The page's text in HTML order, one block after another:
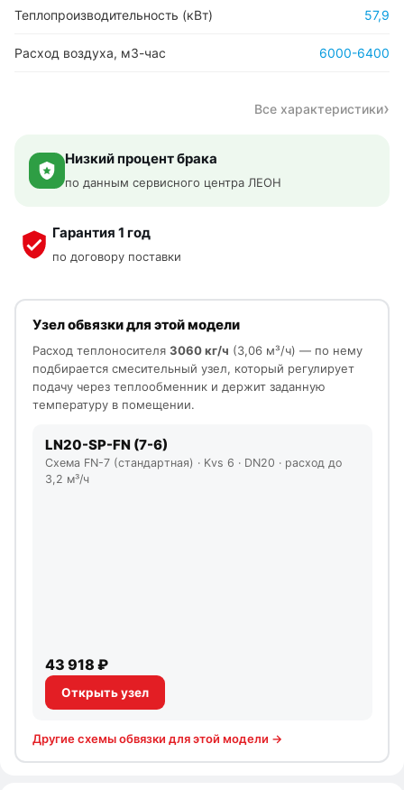
Теплопроизводительность (кВт) 57,9
Расход воздуха, м3-час 6000-6400
Все характеристики
Низкий процент брака
по данным сервисного центра ЛЕОН
Гарантия 1 год
по договору поставки
Узел обвязки для этой модели
Расход теплоносителя 3060 кг/ч (3,06 м³/ч) — по нему
подбирается смесительный узел, который регулирует
подачу через теплообменник и держит заданную
температуру в помещении.
LN20-SP-FN (7-6)
Схема FN-7 (стандартная) · Kvs 6 · DN20 · расход до
3,2 м³/ч
43 918 ₽
Открыть узел
Другие схемы обвязки для этой модели →